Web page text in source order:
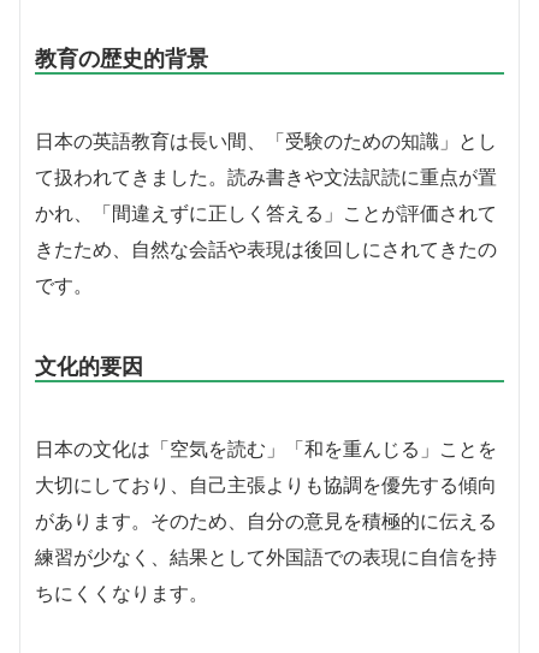
教育の歴史的背景
日本の英語教育は長い間、「受験のための知識」とし
て扱われてきました。読み書きや文法訳読に重点が置
かれ、「間違えずに正しく答える」ことが評価されて
きたため、自然な会話や表現は後回しにされてきたの
です。
文化的要因
日本の文化は「空気を読む」「和を重んじる」ことを
大切にしており、自己主張よりも協調を優先する傾向
があります。そのため、自分の意見を積極的に伝える
練習が少なく、結果として外国語での表現に自信を持
ちにくくなります。